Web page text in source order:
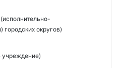
городских округов)
учреждение)